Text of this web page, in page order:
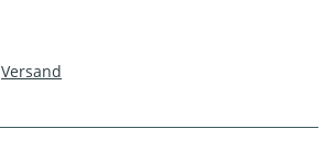
Versand